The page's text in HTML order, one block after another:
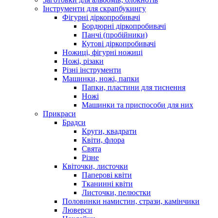
Інструменти для скрапбукингу
Фігурні діркопробивачі
Бордюрні діркопробивачі
Панчі (пробійники)
Кутові діркопробивачі
Ножиці, фігурні ножиці
Ножі, різаки
Різні інструменти
Машинки, ножі, папки
Папки, пластини для тиснення
Ножі
Машинки та приспособи для них
Прикраси
Брадси
Круги, квадрати
Квіти, флора
Свята
Різне
Квіточки, листочки
Паперові квіти
Тканинні квіти
Листочки, пелюстки
Половинки намистин, стрази, камінчики
Люверси